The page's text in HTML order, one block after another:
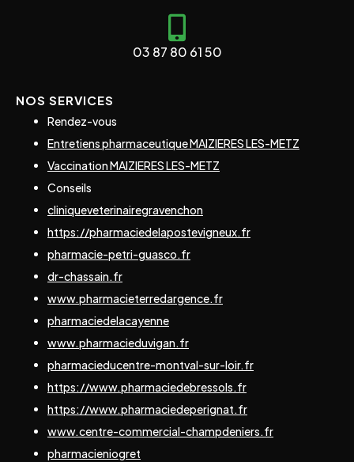
03 87 80 61 50
NOS SERVICES
Rendez-vous
Entretiens pharmaceutique MAIZIERES LES-METZ
Vaccination MAIZIERES LES-METZ
Conseils
cliniqueveterinairegravenchon
https://pharmaciedelapostevigneux.fr
pharmacie-petri-guasco.fr
dr-chassain.fr
www.pharmacieterredargence.fr
pharmaciedelacayenne
www.pharmacieduvigan.fr
pharmacieducentre-montval-sur-loir.fr
https://www.pharmaciedebressols.fr
https://www.pharmaciedeperignat.fr
www.centre-commercial-champdeniers.fr
pharmacieniogret